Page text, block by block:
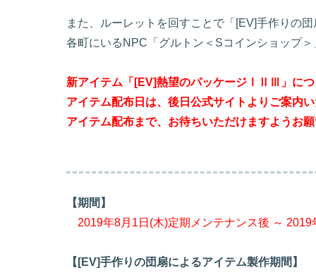
また、ルーレットを回すことで「[EV]手作りの
各町にいるNPC「グルトン＜Sコインショップ
新アイテム「[EV]熱望のパッケージⅠⅡⅢ」につ
アイテム配布日は、後日公式サイトよりご案内
アイテム配布まで、お待ちいただけますようお
【期間】
2019年8月1日(木)定期メンテナンス後 ～
【[EV]手作りの団扇によるアイテム製作期間】